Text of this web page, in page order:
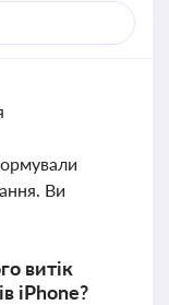
Ви
витік
iPhone?